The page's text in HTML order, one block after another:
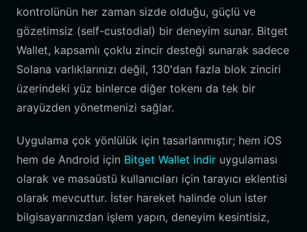
kontrolünün her zaman sizde olduğu, güçlü ve
gözetimsiz (self-custodial) bir deneyim sunar. Bitget
Wallet, kapsamlı çoklu zincir desteği sunarak sadece
Solana varlıklarınızı değil, 130'dan fazla blok zinciri
üzerindeki yüz binlerce diğer tokenı da tek bir
arayüzden yönetmenizi sağlar.
Uygulama çok yönlülük için tasarlanmıştır; hem iOS
hem de Android için Bitget Wallet indir uygulaması
olarak ve masaüstü kullanıcıları için tarayıcı eklentisi
olarak mevcuttur. İster hareket halinde olun ister
bilgisayarınızdan işlem yapın, deneyim kesintisiz,